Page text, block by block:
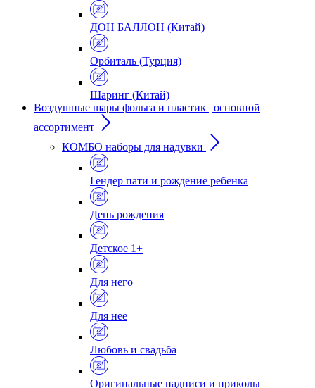
ДОН БАЛЛОН (Китай)
Орбиталь (Турция)
Шаринг (Китай)
Воздушные шары фольга и пластик | основной
ассортимент
КОМБО наборы для надувки
Гендер пати и рождение ребенка
День рождения
Детское 1+
Для него
Для нее
Любовь и свадьба
Оригинальные надписи и приколы